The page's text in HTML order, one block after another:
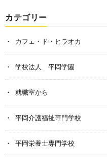
カテゴリー
カフェ・ド・ヒラオカ
学校法人 平岡学園
就職室から
平岡介護福祉専門学校
平岡栄養士専門学校